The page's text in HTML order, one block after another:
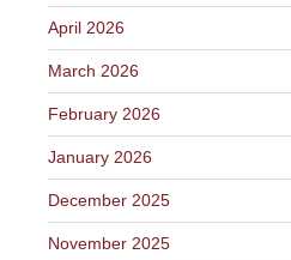
April 2026
March 2026
February 2026
January 2026
December 2025
November 2025